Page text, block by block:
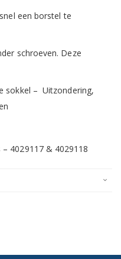
een borstel te
schroeven. Deze
sokkel – Uitzondering,
4029117 & 4029118